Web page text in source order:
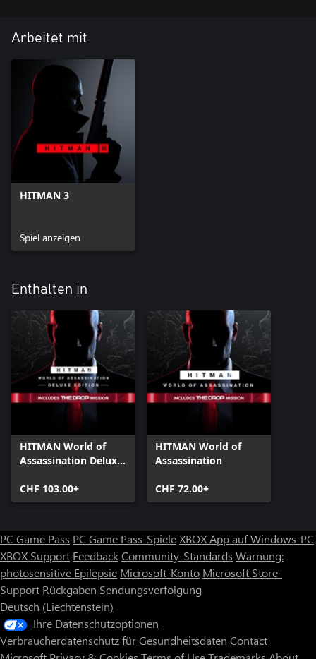
Arbeitet mit
HITMAN 3
Spiel anzeigen
Enthalten in
HITMAN World of
Assassination Deluxe
CHF 103.00+
HITMAN World of
Assassination
CHF 72.00+
PC Game Pass PC Game Pass-SpieleXBOX App auf Windows-PC
XBOX Support FeedbackCommunity-Standards Warnung:
photosensitive Epilepsie Microsoft-Konto Microsoft Store-
Support Rückgaben Sendungsverfolgung
Deutsch (Liechtenstein)
Ihre Datenschutzoptionen
Verbraucherdatenschutz für Gesundheitsdaten Contact